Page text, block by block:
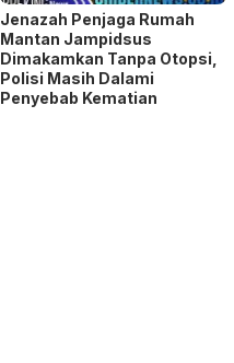
Jenazah Penjaga Rumah
Mantan Jampidsus
Dimakamkan Tanpa Otopsi,
Polisi Masih Dalami
Penyebab Kematian